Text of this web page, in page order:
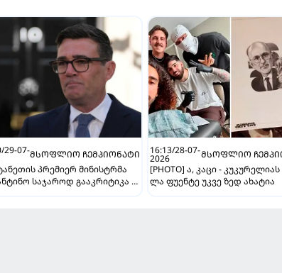
29-07-ᲛᲡᲝᲤᲚᲘᲝ ᲩᲔᲛᲞᲘᲝᲜᲐᲢᲘ
პრემიერ მინისტრმა
საჯაროდ გააკრიტიკა -
16:13/28-07-
2026
ᲛᲡᲝᲤᲚᲘᲝ
[PHOTO] ა, კაცი -
ლა ფუენტე უკვე ზედ ახატია